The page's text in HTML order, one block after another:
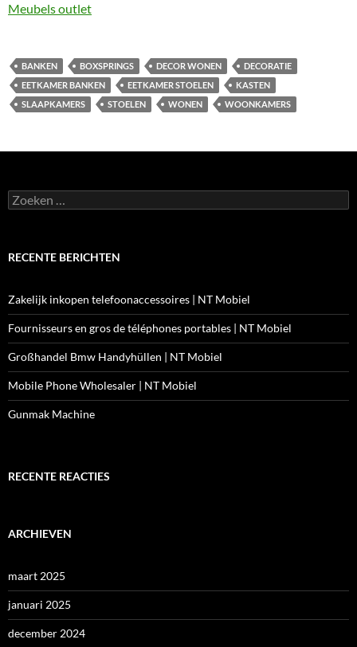
Meubels outlet
BANKEN BOXSPRINGS DECOR WONEN
DECORATIE
EETKAMER BANKEN
EETKAMER STOELEN
KASTEN
SLAAPKAMERS
STOELEN WONEN WOONKAMERS
Zoeken
naar:
RECENTE BERICHTEN
Zakelijk inkopen telefoonaccessoires | NT Mobiel
Fournisseurs en gros de téléphones portables | NT Mobiel
Großhandel Bmw Handyhüllen | NT Mobiel
Mobile Phone Wholesaler | NT Mobiel
Gunmak Machine
RECENTE REACTIES
ARCHIEVEN
maart 2025
januari 2025
december 2024